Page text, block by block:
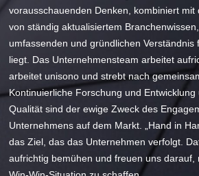
vorausschauenden Denken, kombiniert mit
von ständig aktualisiertem
umfassenden und gründlichen Verständnis
liegt. Das Unternehmensteam arbeitet
arbeitet unisono und strebt nach
Kontinuierliche Forschung und
Qualität sind der ewige Zweck des
Unternehmens auf dem Markt. „Hand in
das Ziel, das das Unternehmen verfolgt.
aufrichtig bemühen und freuen uns darauf,